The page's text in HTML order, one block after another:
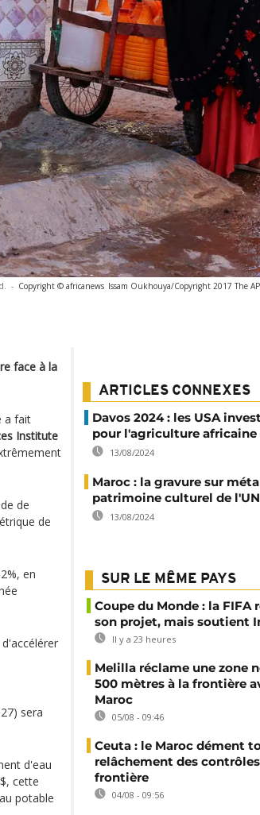
- Copyright © africanews Issam Oukhouya/Copyright 2017 The
face à la
a fait
Institute
de
de
en
sera
d'eau
cette
potable
ARTICLES CONNEXES
Davos 2024 : les USA
pour l'agriculture africaine
13/08/2024
Maroc : la gravure sur
patrimoine culturel de
13/08/2024
SUR LE MÊME PAYS
Coupe du Monde : la FIFA
son projet, mais soutient
Il y a 23 heures
Melilla réclame une zone
500 mètres à la frontière
Maroc
05/08 - 09:46
Ceuta : le Maroc dément
relâchement des
frontière
04/08 - 09:56